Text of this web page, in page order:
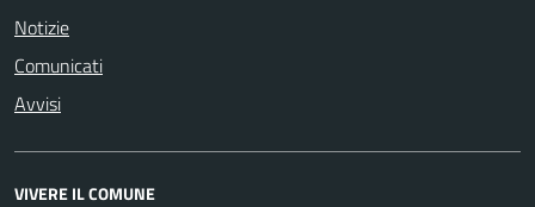
Notizie
Comunicati
Avvisi
VIVERE IL COMUNE